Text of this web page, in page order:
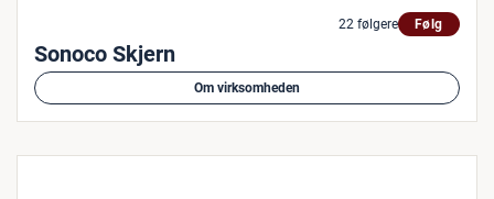
22 følgere Følg
Sonoco Skjern
Om virksomheden